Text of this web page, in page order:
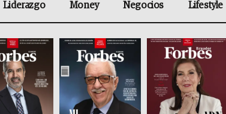
Liderazgo Money Negocios Lifestyle